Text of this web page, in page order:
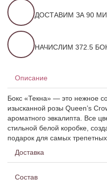
ДОСТАВИМ ЗА 90
НАЧИСЛИМ 372.5
Описание
Бокс «Текна» — это нежное
изысканной розы Queen’s
ароматного эвкалипта. Все
стильной белой коробке,
подарок для самых
Доставка
Состав